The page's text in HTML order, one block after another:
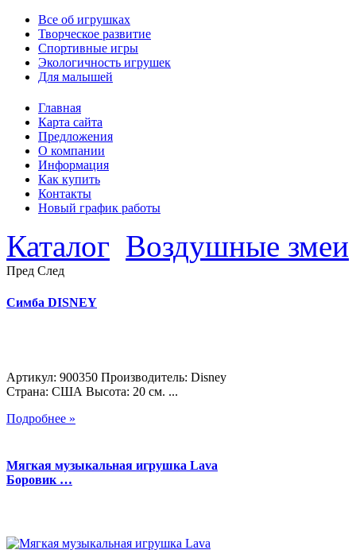
Все об игрушках
Творческое развитие
Спортивные игры
Экологичность игрушек
Для малышей
Главная
Карта сайта
Предложения
О компании
Информация
Как купить
Контакты
Новый график работы
Каталог Воздушные змеи
Пред След
Симба DISNEY
Артикул: 900350 Производитель: Disney
Страна: США Высота: 20 см. ...
Подробнее »
Мягкая музыкальная игрушка Lava
Боровик …